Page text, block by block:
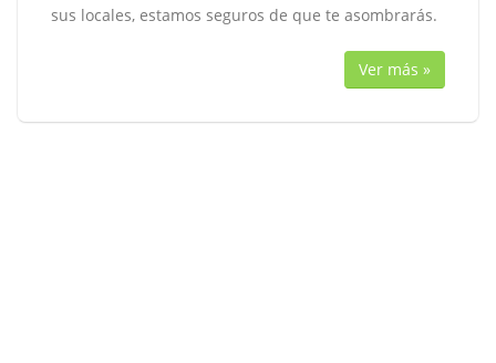
sus locales, estamos seguros de que te asombrarás.
Ver más »